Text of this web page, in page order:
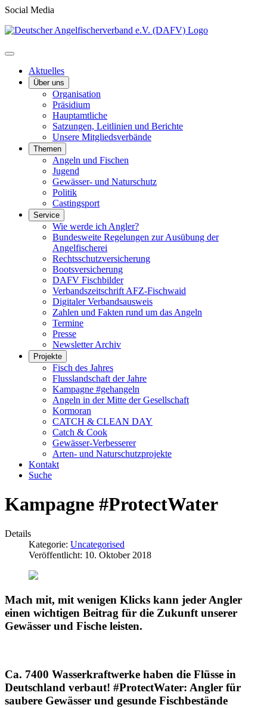
Social Media
Aktuelles
Über uns
Organisation
Präsidium
Hauptamtliche
Satzungen, Leitlinien und Berichte
Unsere Mitgliedsverbände
Themen
Angeln und Fischen
Jugend
Gewässer- und Naturschutz
Politik
Castingsport
Service
Wie werde ich Angler?
Bundesweite Regelungen zur Ausübung der
Angelfischerei
Rechtsschutzversicherung
Bootsversicherung
DAFV Fischbilder
Verbandszeitschrift AFZ-Fischwaid
Digitaler Verbandsausweis
Zahlen und Fakten rund um das Angeln
Termine
Presse
Newsletter Archiv
Projekte
Fisch des Jahres
Flusslandschaft der Jahre
Kampagne #gehangeln
Angeln in der Mitte der Gesellschaft
Kormoran
CATCH & CLEAN DAY
Catch & Cook
Gewässer-Verbesserer
Arten- und Naturschutzprojekte
Kontakt
Suche
Kampagne #ProtectWater
Details
Kategorie: Uncategorised
Veröffentlicht: 10. Oktober 2018
Mach mit, mit wenigen Klicks kann jeder Angler
einen wichtigen Beitrag für die Zukunft unserer
Gewässer und Fische leisten.
Ca. 7400 Wasserkraftwerke haben die Flüsse in
Deutschland verbaut! #ProtectWater: Angler für
saubere Gewässer und gesunde Fischbestände